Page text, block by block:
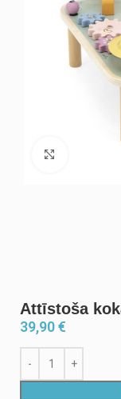
Attīstoša
39,90€